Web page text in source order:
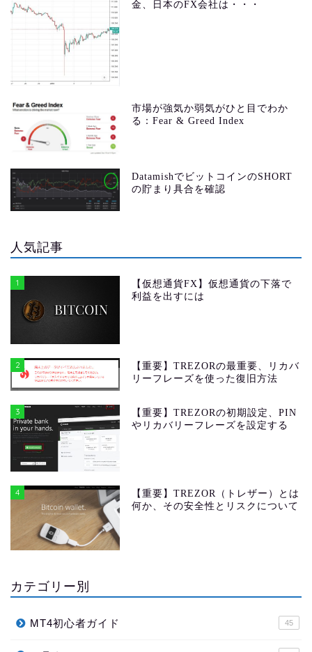
金、日本のFX会社は・・・
市場が強気か弱気がひと目でわか
る：Fear & Greed Index
DatamishでビットコインのSHORT
の貯まり具合を確認
人気記事
1
【仮想通貨FX】仮想通貨の下落で
利益を出すには
2
【重要】TREZORの最重要、リカバ
リーフレーズを使った復旧方法
3
【重要】TREZORの初期設定、PIN
やリカバリーフレーズを設定する
4
【重要】TREZOR（トレザー）とは
何か、その安全性とリスクについて
カテゴリー別
MT4初心者ガイド 45